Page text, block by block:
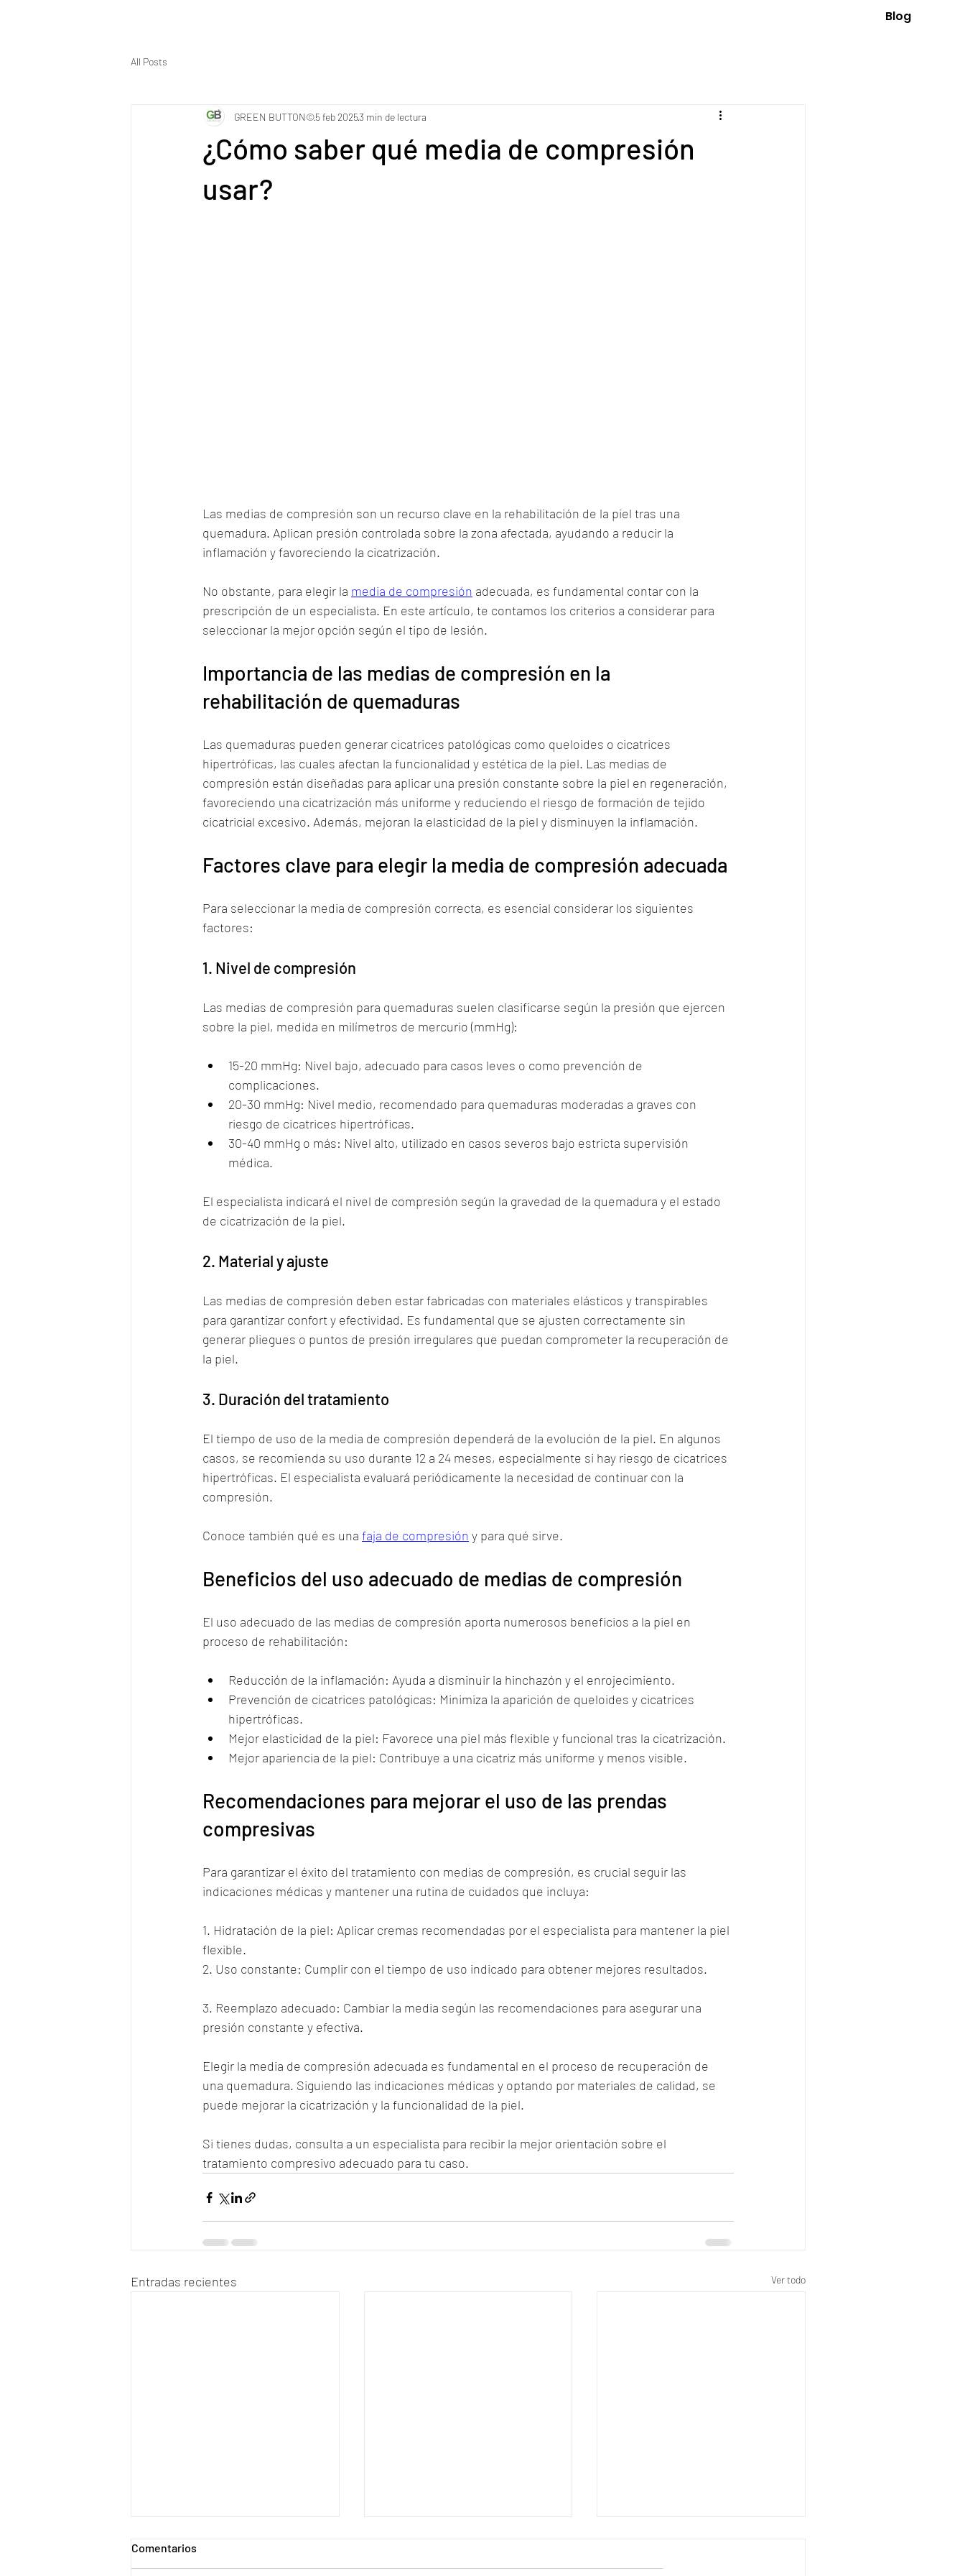
Blog
All Posts
¿Cómo saber qué media de compresión
usar?
GREEN BUTTON©5 feb 20253 min de lectura
Las medias de compresión son un recurso clave en la rehabilitación de la piel tras una
quemadura. Aplican presión controlada sobre la zona afectada, ayudando a reducir la
inflamación y favoreciendo la cicatrización.
No obstante, para elegir la media de compresión adecuada, es fundamental contar con la
prescripción de un especialista. En este artículo, te contamos los criterios a considerar para
seleccionar la mejor opción según el tipo de lesión.
Importancia de las medias de compresión en la
rehabilitación de quemaduras
Las quemaduras pueden generar cicatrices patológicas como queloides o cicatrices
hipertróficas, las cuales afectan la funcionalidad y estética de la piel. Las medias de
compresión están diseñadas para aplicar una presión constante sobre la piel en regeneración,
favoreciendo una cicatrización más uniforme y reduciendo el riesgo de formación de tejido
cicatricial excesivo. Además, mejoran la elasticidad de la piel y disminuyen la inflamación.
Factores clave para elegir la media de compresión adecuada
Para seleccionar la media de compresión correcta, es esencial considerar los siguientes
factores:
1. Nivel de compresión
Las medias de compresión para quemaduras suelen clasificarse según la presión que ejercen
sobre la piel, medida en milímetros de mercurio (mmHg):
15-20 mmHg: Nivel bajo, adecuado para casos leves o como prevención de
complicaciones.
20-30 mmHg: Nivel medio, recomendado para quemaduras moderadas a graves con
riesgo de cicatrices hipertróficas.
30-40 mmHg o más: Nivel alto, utilizado en casos severos bajo estricta supervisión
médica.
El especialista indicará el nivel de compresión según la gravedad de la quemadura y el estado
de cicatrización de la piel.
2. Material y ajuste
Las medias de compresión deben estar fabricadas con materiales elásticos y transpirables
para garantizar confort y efectividad. Es fundamental que se ajusten correctamente sin
generar pliegues o puntos de presión irregulares que puedan comprometer la recuperación de
la piel.
3. Duración del tratamiento
El tiempo de uso de la media de compresión dependerá de la evolución de la piel. En algunos
casos, se recomienda su uso durante 12 a 24 meses, especialmente si hay riesgo de cicatrices
hipertróficas. El especialista evaluará periódicamente la necesidad de continuar con la
compresión.
Conoce también qué es una faja de compresión y para qué sirve.
Beneficios del uso adecuado de medias de compresión
El uso adecuado de las medias de compresión aporta numerosos beneficios a la piel en
proceso de rehabilitación:
Reducción de la inflamación: Ayuda a disminuir la hinchazón y el enrojecimiento.
Prevención de cicatrices patológicas: Minimiza la aparición de queloides y cicatrices
hipertróficas.
Mejor elasticidad de la piel: Favorece una piel más flexible y funcional tras la cicatrización.
Mejor apariencia de la piel: Contribuye a una cicatriz más uniforme y menos visible.
Recomendaciones para mejorar el uso de las prendas
compresivas
Para garantizar el éxito del tratamiento con medias de compresión, es crucial seguir las
indicaciones médicas y mantener una rutina de cuidados que incluya:
1. Hidratación de la piel: Aplicar cremas recomendadas por el especialista para mantener la piel
flexible.
2. Uso constante: Cumplir con el tiempo de uso indicado para obtener mejores resultados.
3. Reemplazo adecuado: Cambiar la media según las recomendaciones para asegurar una
presión constante y efectiva.
Elegir la media de compresión adecuada es fundamental en el proceso de recuperación de
una quemadura. Siguiendo las indicaciones médicas y optando por materiales de calidad, se
puede mejorar la cicatrización y la funcionalidad de la piel.
Si tienes dudas, consulta a un especialista para recibir la mejor orientación sobre el
tratamiento compresivo adecuado para tu caso.
Entradas recientes Ver todo
Comentarios